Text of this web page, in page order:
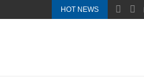
HOT NEWS